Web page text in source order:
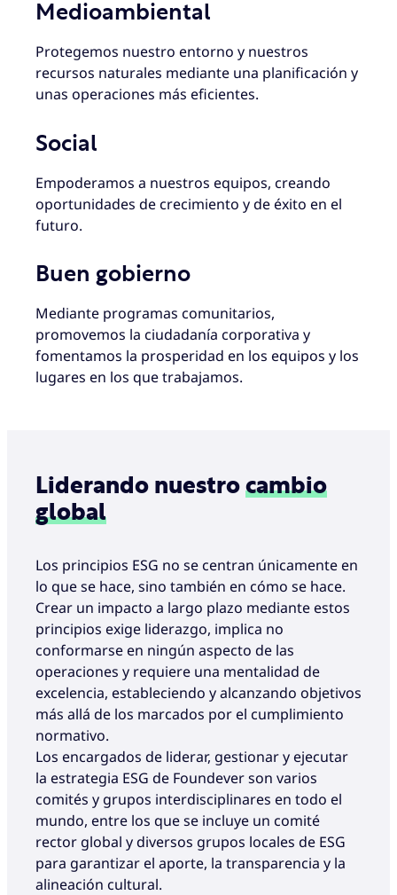
Medioambiental
Protegemos nuestro entorno y nuestros
recursos naturales mediante una planificación y
unas operaciones más eficientes.
Social
Empoderamos a nuestros equipos, creando
oportunidades de crecimiento y de éxito en el
futuro.
Buen gobierno
Mediante programas comunitarios,
promovemos la ciudadanía corporativa y
fomentamos la prosperidad en los equipos y los
lugares en los que trabajamos.
Liderando nuestro cambio
global
Los principios ESG no se centran únicamente en
lo que se hace, sino también en cómo se hace.
Crear un impacto a largo plazo mediante estos
principios exige liderazgo, implica no
conformarse en ningún aspecto de las
operaciones y requiere una mentalidad de
excelencia, estableciendo y alcanzando objetivos
más allá de los marcados por el cumplimiento
normativo.
Los encargados de liderar, gestionar y ejecutar
la estrategia ESG de Foundever son varios
comités y grupos interdisciplinares en todo el
mundo, entre los que se incluye un comité
rector global y diversos grupos locales de ESG
para garantizar el aporte, la transparencia y la
alineación cultural.